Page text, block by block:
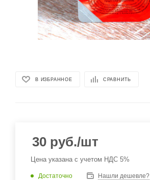
В ИЗБРАННОЕ СРАВНИТЬ
30 руб./шт
Цена указана с учетом НДС 5%
Достаточно Нашли дешевле?